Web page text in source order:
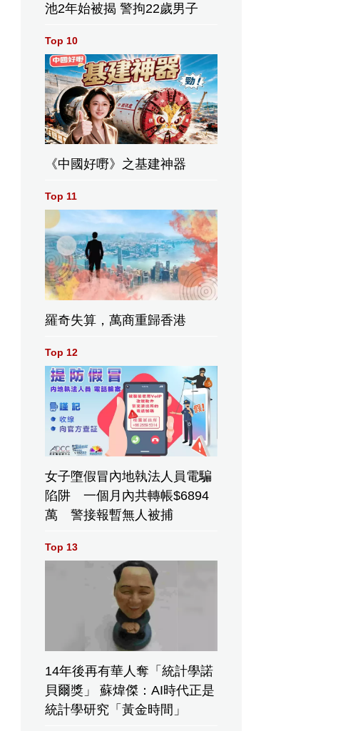
池2年始被揭 警拘22歲男子
Top 10
《中國好嘢》之基建神器
Top 11
羅奇失算，萬商重歸香港
Top 12
女子墮假冒內地執法人員電騙
陷阱 一個月內共轉帳$6894
萬 警接報暫無人被捕
Top 13
14年後再有華人奪「統計學諾
貝爾獎」 蘇煒傑：AI時代正是
統計學研究「黃金時間」